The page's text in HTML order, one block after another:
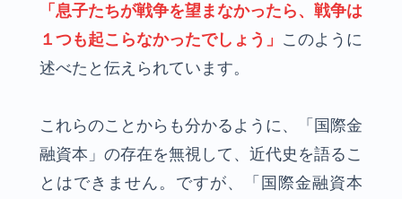
「息子たちが戦争を望まなかったら、戦争は
１つも起こらなかったでしょう」 このように
述べたと伝えられています。
これらのことからも分かるように、「国際金
融資本」の存在を無視して、近代史を語るこ
とはできません。ですが、「国際金融資本